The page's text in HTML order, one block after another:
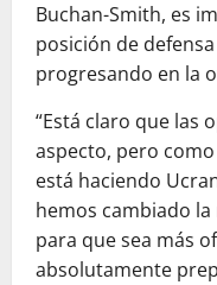
Buchan-Smith, es
posición de
progresando en la
“Está claro que las
aspecto, pero
está haciendo
hemos cambiado
para que sea más
absolutamente